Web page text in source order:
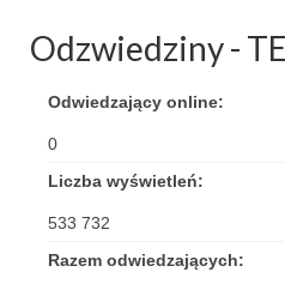
Odzwiedziny -
Odwiedzający online:
0
Liczba wyświetleń:
533 732
Razem odwiedzających: